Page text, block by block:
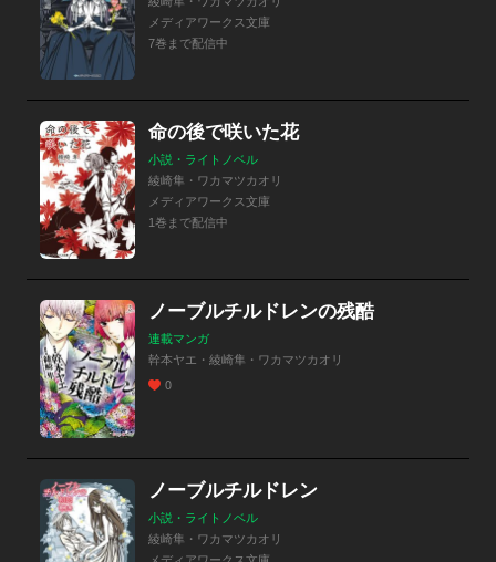
メディアワークス文庫
7巻まで配信中
命の後で咲いた花
小説・ライトノベル
綾崎隼・ワカマツカオリ
メディアワークス文庫
1巻まで配信中
ノーブルチルドレンの残酷
連載マンガ
幹本ヤエ・綾崎隼・ワカマツカオリ
0
ノーブルチルドレン
小説・ライトノベル
綾崎隼・ワカマツカオリ